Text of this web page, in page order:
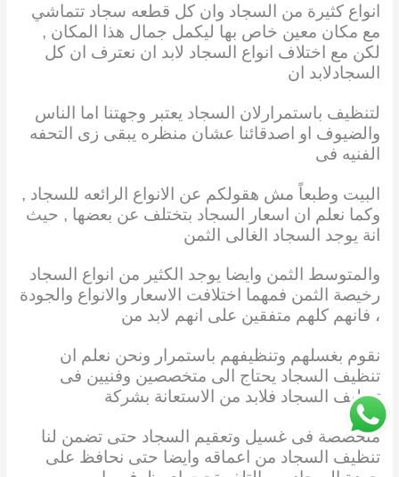
انواع كثيرة من السجاد وان كل قطعه سجاد تتماشي
مع مكان معين خاص بها ليكمل جمال هذا المكان ,
لكن مع اختلاف انواع السجاد لابد ان نعترف ان كل
السجادلابد ان
لتنظيف باستمرارلان السجاد يعتبر وجهتنا اما الناس
والضيوف او اصدقائنا عشان منظره يبقى زى التحفه
الفنيه فى
البيت وطبعاً مش هقولكم عن الانواع الرائعه للسجاد ,
وكما نعلم ان اسعار السجاد بتختلف عن بعضها , حيث
انة يوجد السجاد الغالى الثمن
والمتوسط الثمن وايضا يوجد الكثير من انواع السجاد
رخيصة الثمن فمهما اختلافت الاسعار والانواع والجودة
، فانهم كلهم متفقين على انهم لابد من
نقوم بغسلهم وتنظيفهم باستمرار ونحن نعلم ان
تنظيف السجاد يحتاج الى متخصصين وفنيين فى
تنظيف السجاد فلابد من الاستعانة بشركة
متخصصة فى غسيل وتعقيم السجاد حتى تضمن لنا
تنظيف السجاد من اعماقه وايضا حتى نحافظ على